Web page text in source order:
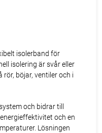
isolerband för
isolering är svår eller
böjar, ventiler och i
och bidrar till
och en
Lösningen